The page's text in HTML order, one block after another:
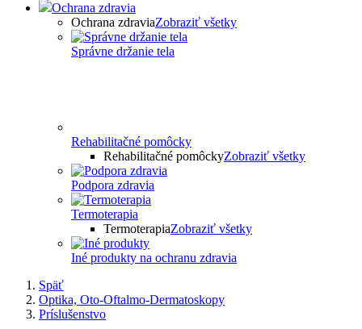
Ochrana zdravia
Ochrana zdraviaZobraziť všetky
Správne držanie tela
Rehabilitačné pomôcky
Rehabilitačné pomôckyZobraziť všetky
Podpora zdravia
Termoterapia
TermoterapiaZobraziť všetky
Iné produkty na ochranu zdravia
Späť
Optika, Oto-Oftalmo-Dermatoskopy
Príslušenstvo